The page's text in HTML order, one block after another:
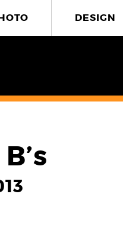
DESIGN